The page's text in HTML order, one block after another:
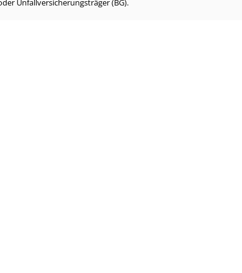
Unfallversicherungsträger (BG).